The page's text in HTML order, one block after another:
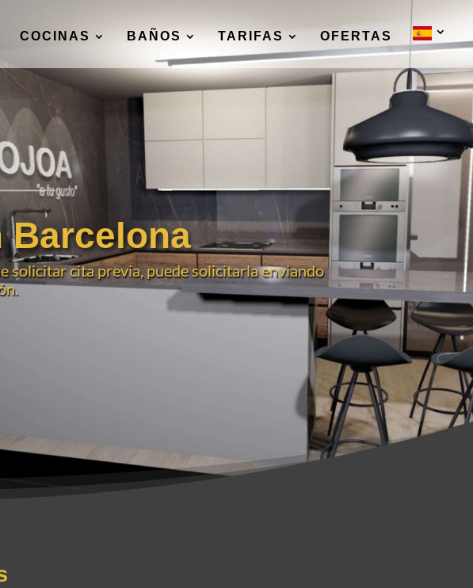
COCINAS BAÑOS TARIFAS OFERTAS
Barcelona
solicitar cita previa, puede solicitarla enviando